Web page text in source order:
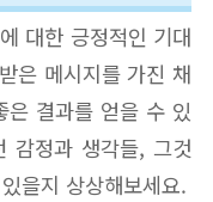
대한 긍정적인 기대
은 메시지를 가진 채
결과를 얻을 수 있
감정과 생각들, 그것
을지 상상해보세요.